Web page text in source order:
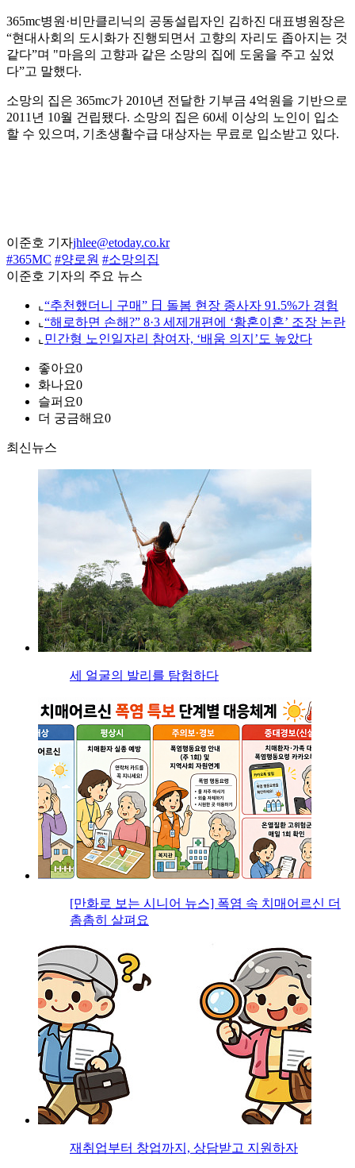
365mc병원·비만클리닉의 공동설립자인 김하진 대표병원장은
“현대사회의 도시화가 진행되면서 고향의 자리도 좁아지는 것
같다”며 "마음의 고향과 같은 소망의 집에 도움을 주고 싶었
다”고 말했다.
소망의 집은 365mc가 2010년 전달한 기부금 4억원을 기반으로
2011년 10월 건립됐다. 소망의 집은 60세 이상의 노인이 입소
할 수 있으며, 기초생활수급 대상자는 무료로 입소받고 있다.
이준호 기자jhlee@etoday.co.kr
#365MC #양로원 #소망의집
이준호 기자의 주요 뉴스
⌞ “추천했더니 구매” 日 돌봄 현장 종사자 91.5%가 경험
⌞ “해로하면 손해?” 8·3 세제개편에 ‘황혼이혼’ 조장 논란
⌞ 민간형 노인일자리 참여자, ‘배움 의지’도 높았다
좋아요0
화나요0
슬퍼요0
더 궁금해요0
최신뉴스
세 얼굴의 발리를 탐험하다
[만화로 보는 시니어 뉴스] 폭염 속 치매어르신 더
촘촘히 살펴요
재취업부터 창업까지, 상담받고 지원하자